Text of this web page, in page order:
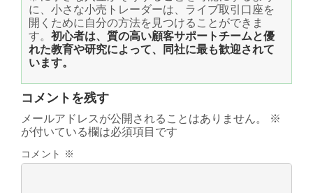
に、小さな小売トレーダーは、ライブ取引口座を
開くために自分の方法を見つけることができま
す。 初心者は、質の高い顧客サポートチームと優
れた教育や研究によって、同社に最も歓迎されて
います。
コメントを残す
メールアドレスが公開されることはありません。
※
が付いている欄は必須項目です
コメント ※